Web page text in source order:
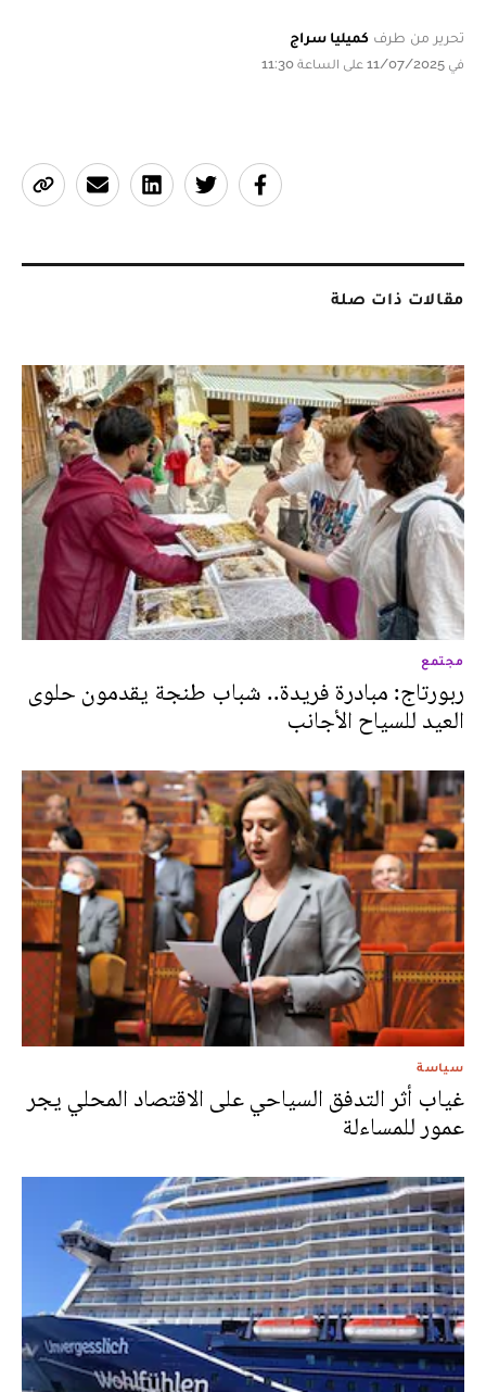
تحرير من طرف كميليا سراج
في 11/07/2025 على الساعة 11:30
مقالات ذات صلة
مجتمع
ربورتاج: مبادرة فريدة.. شباب طنجة يقدمون حلوى
العيد للسياح الأجانب
سياسة
غياب أثر التدفق السياحي على الاقتصاد المحلي يجر
عمور للمساءلة